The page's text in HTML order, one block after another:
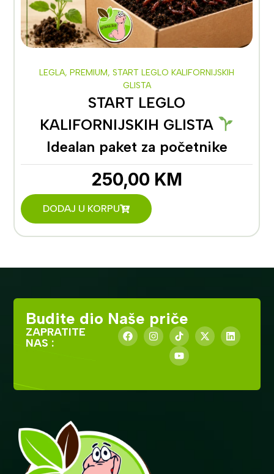
BIOHUMUS
Biohumus 30L
55,00KM
DODAJ U KORPU
Budite dio Naše priče
ZAPRATITE
NAS :